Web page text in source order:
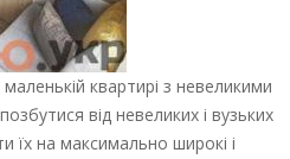
квартирі з невеликими
від невеликих і вузьких
їх на максимально широкі і